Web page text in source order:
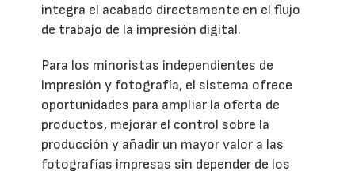
integra el acabado directamente en el flujo
de trabajo de la impresión digital.
Para los minoristas independientes de
impresión y fotografía, el sistema ofrece
oportunidades para ampliar la oferta de
productos, mejorar el control sobre la
producción y añadir un mayor valor a las
fotografías impresas sin depender de los